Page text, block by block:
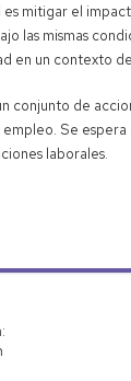
mitigar el
las mismas
en un contexto
conjunto de
Se
laborales.